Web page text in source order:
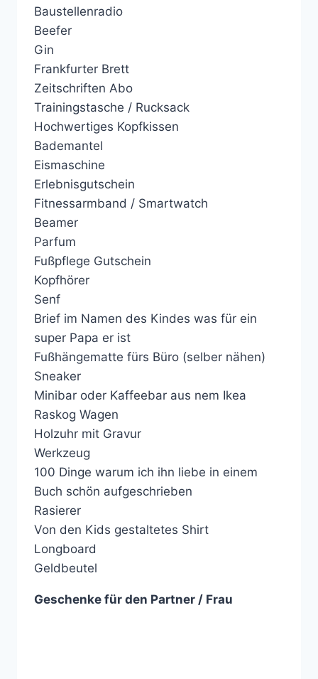
Baustellenradio
Beefer
Gin
Frankfurter Brett
Zeitschriften Abo
Trainingstasche / Rucksack
Hochwertiges Kopfkissen
Bademantel
Eismaschine
Erlebnisgutschein
Fitnessarmband / Smartwatch
Beamer
Parfum
Fußpflege Gutschein
Kopfhörer
Senf
Brief im Namen des Kindes was für ein
super Papa er ist
Fußhängematte fürs Büro (selber nähen)
Sneaker
Minibar oder Kaffeebar aus nem Ikea
Raskog Wagen
Holzuhr mit Gravur
Werkzeug
100 Dinge warum ich ihn liebe in einem
Buch schön aufgeschrieben
Rasierer
Von den Kids gestaltetes Shirt
Longboard
Geldbeutel
Geschenke für den Partner / Frau